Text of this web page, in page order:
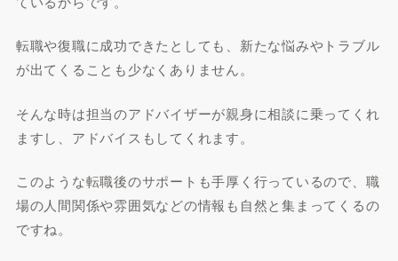
転職や復職に成功できたとしても、新たな悩みやトラブル
が出てくることも少なくありません。
そんな時は担当のアドバイザーが親身に相談に乗ってくれ
ますし、アドバイスもしてくれます。
このような転職後のサポートも手厚く行っているので、職
場の人間関係や雰囲気などの情報も自然と集まってくるの
ですね。